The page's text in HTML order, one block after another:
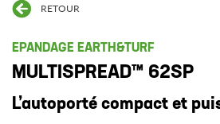
RETOUR
EPANDAGE EARTH&TURF
MULTISPREAD™ 62SP
L’autoporté compact et